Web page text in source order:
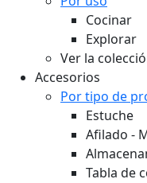
Cocinar
Explorar
Ver la
Accesorios
Por tipo de
Estuche
Afilado -
Tabla de